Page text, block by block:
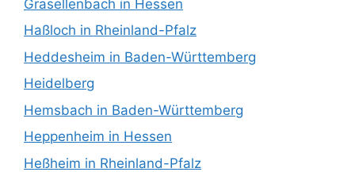
Grasellenbach in Hessen
Haßloch in Rheinland-Pfalz
Heddesheim in Baden-Württemberg
Heidelberg
Hemsbach in Baden-Württemberg
Heppenheim in Hessen
Heßheim in Rheinland-Pfalz